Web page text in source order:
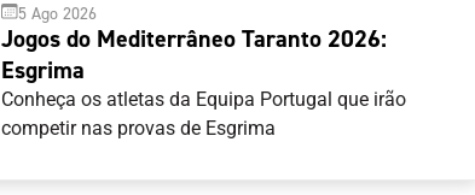
5 Ago 2026
Jogos do Mediterrâneo Taranto 2026:
Esgrima
Conheça os atletas da Equipa Portugal que irão
competir nas provas de Esgrima